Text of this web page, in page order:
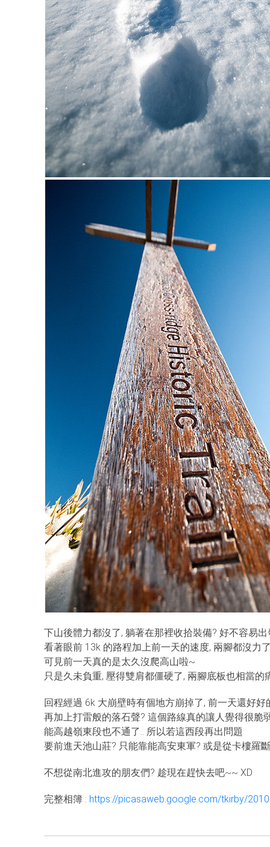
下山後體力都沒了, 躺著在那裡收拾裝備? 好不容易出
看著眼前 13k 的路程加上前一天的速度, 兩腳都沒力
可見前一天真的是太久沒爬高山啦~
只是久未負重, 壓得雙肩都僵硬了, 兩腳底板也相當的
回程經過 6k 大崩壁時有個地方崩掉了, 前一天還好好
再加上打雷般的落石聲? 這個路線真的讓人覺得很脆
能高越嶺東段也不通了.. 所以若這西段再出問題
要前進天池山莊? 只能靠能高安東軍? 或是從卡樓羅
不想從南北進攻的朋友們? 趁現在趕快去吧~~ XD
完整相簿 : https://picasaweb.google.com/tkirby/